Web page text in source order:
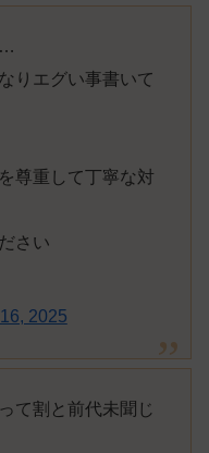
…
りエグい事書いて
尊重して丁寧な対
さい
2025
て割と前代未聞じ